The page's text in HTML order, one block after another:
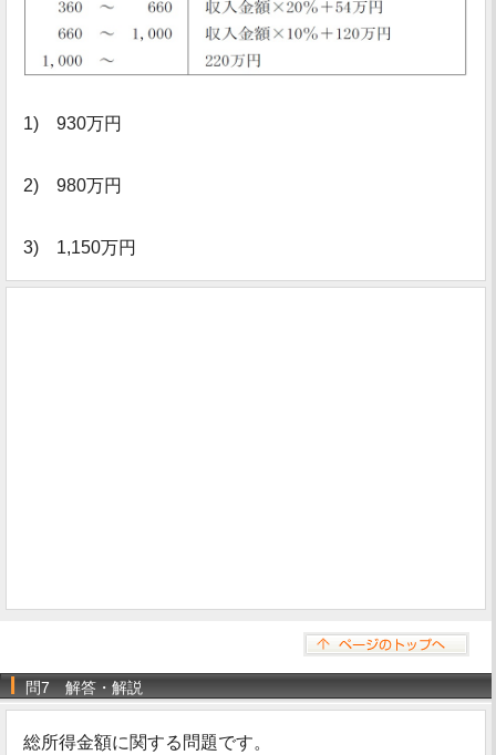
1) 930万円
2) 980万円
3) 1,150万円
問7 解答・解説
総所得金額に関する問題です。